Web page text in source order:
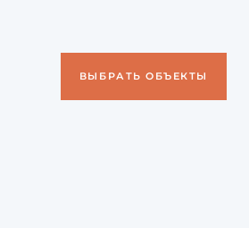
ВЫБРАТЬ ОБЪЕКТЫ